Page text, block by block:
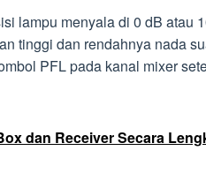
lampu menyala di 0 dB atau
tinggi dan rendahnya nada
PFL pada kanal mixer
dan Receiver Secara